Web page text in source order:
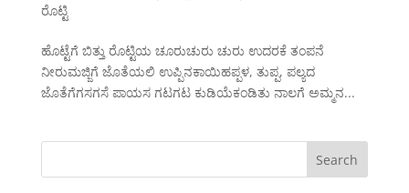
ರೊಟ್ಟಿ
ಹೊಟ್ಟೆಗೆ ಬಿತ್ತು ರೊಟ್ಟಿಯ ಚೂರುಚುರು ಚುರು ಉದರಕೆ ತಂಪನೆ
ನೀರುಮಜ್ಜಿಗೆ ಜೊತೆಯಲಿ ಉಪ್ಪಿನಕಾಯಿಹಪ್ಪಳ, ತುಪ್ಪ, ಪಲ್ಯದ
ಜೊತೆಗೆಗಸಗಸೆ ಪಾಯಸ ಗಟಗಟ ಕುಡಿಯೆಕಂಡಿತು ನಾಲಗೆ ಅಮ್ಮನ...